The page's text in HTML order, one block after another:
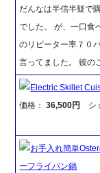
だんなは半信半疑で
でした。 が、一口食
のリピーター率７０
言ってました。 彼の
Electric Skillet
価格：36,500円 シ
お手入れ簡単
ーフライパン鍋